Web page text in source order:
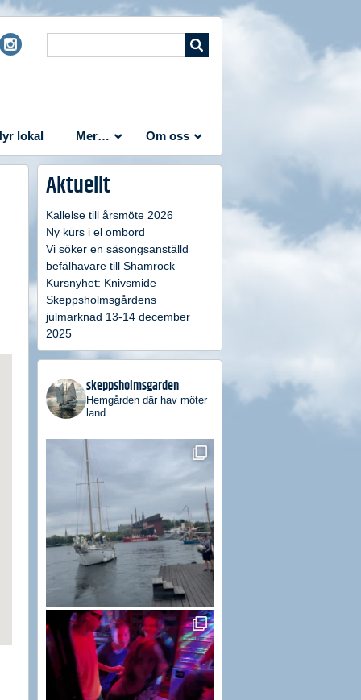
lokal Mer… Om oss
Aktuellt
Kallelse till årsmöte 2026
Ny kurs i el ombord
Vi söker en säsongsanställd
befälhavare till Shamrock
Kursnyhet: Knivsmide
Skeppsholmsgårdens
julmarknad 13-14 december
2025
skeppsholmsgarden
Hemgården där hav möter
land.